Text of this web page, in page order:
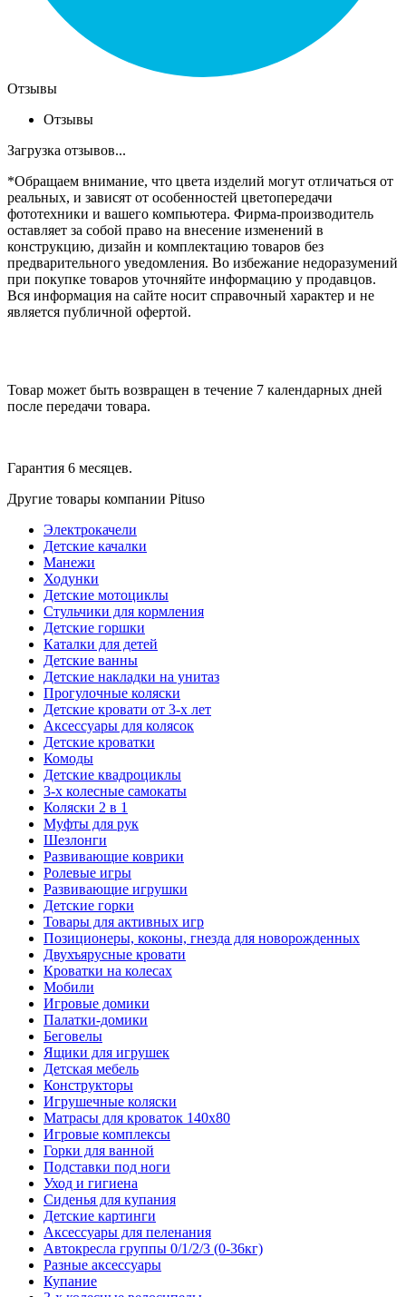
Отзывы
Отзывы
Загрузка отзывов...
*Обращаем внимание, что цвета изделий могут отличаться от
реальных, и зависят от особенностей цветопередачи
фототехники и вашего компьютера. Фирма-производитель
оставляет за собой право на внесение изменений в
конструкцию, дизайн и комплектацию товаров без
предварительного уведомления. Во избежание недоразумений
при покупке товаров уточняйте информацию у продавцов.
Вся информация на сайте носит справочный характер и не
является публичной офертой.
Товар может быть возвращен в течение 7 календарных дней
после передачи товара.
Гарантия 6 месяцев.
Другие товары компании Pituso
Электрокачели
Детские качалки
Манежи
Ходунки
Детские мотоциклы
Стульчики для кормления
Детские горшки
Каталки для детей
Детские ванны
Детские накладки на унитаз
Прогулочные коляски
Детские кровати от 3-х лет
Аксессуары для колясок
Детские кроватки
Комоды
Детские квадроциклы
3-х колесные самокаты
Коляски 2 в 1
Муфты для рук
Шезлонги
Развивающие коврики
Ролевые игры
Развивающие игрушки
Детские горки
Товары для активных игр
Позиционеры, коконы, гнезда для новорожденных
Двухъярусные кровати
Кроватки на колесах
Мобили
Игровые домики
Палатки-домики
Беговелы
Ящики для игрушек
Детская мебель
Конструкторы
Игрушечные коляски
Матрасы для кроваток 140х80
Игровые комплексы
Горки для ванной
Подставки под ноги
Уход и гигиена
Сиденья для купания
Детские картинги
Аксессуары для пеленания
Автокресла группы 0/1/2/3 (0-36кг)
Разные аксессуары
Купание